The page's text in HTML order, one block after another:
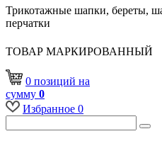
Трикотажные шапки, береты,
перчатки
ТОВАР МАРКИРОВАННЫЙ
0 позиций на
сумму 0
Избранное 0